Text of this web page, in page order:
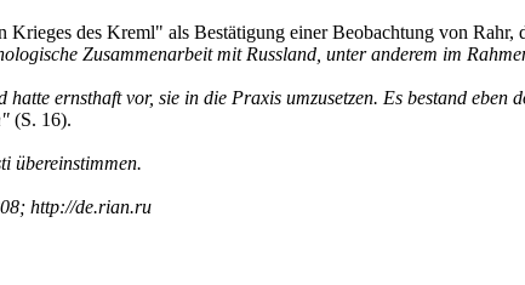
des Kreml" als Bestätigung einer Beobachtung von Rahr,
Zusammenarbeit mit Russland, unter anderem im
ernsthaft vor, sie in die Praxis umzusetzen. Es bestand
(S. 16).
übereinstimmen.
http://de.rian.ru